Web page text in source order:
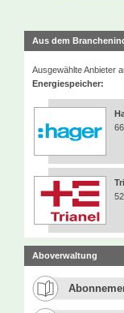
Aus dem
Ausgewählte Anbieter
Energiespeicher:
Aboverwaltung